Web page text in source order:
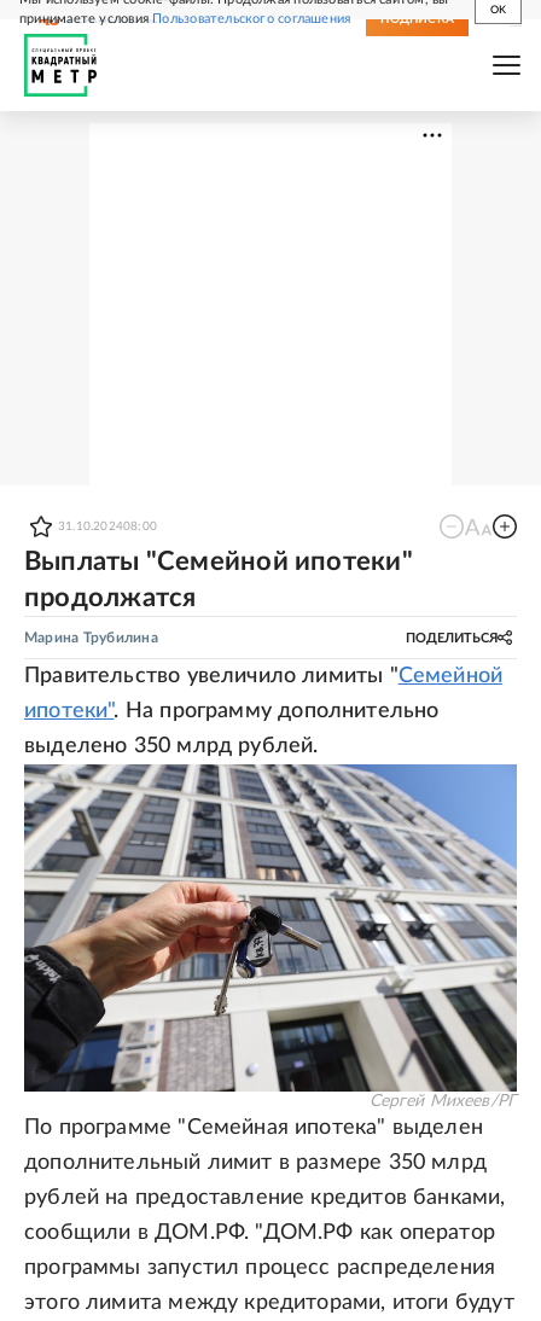
принимаете условияПользовательского соглашения
OK
СВЕЖИЙ НОМЕР ПОДПИСКА
31.10.202408:00
Выплаты "Семейной ипотеки"
продолжатся
Марина Трубилина ПОДЕЛИТЬСЯ
Правительство увеличило лимиты "Семейной
ипотеки". На программу дополнительно
выделено 350 млрд рублей.
Сергей Михеев/РГ
По программе "Семейная ипотека" выделен
дополнительный лимит в размере 350 млрд
рублей на предоставление кредитов банками,
сообщили в ДОМ.РФ. "ДОМ.РФ как оператор
программы запустил процесс распределения
этого лимита между кредиторами, итоги будут